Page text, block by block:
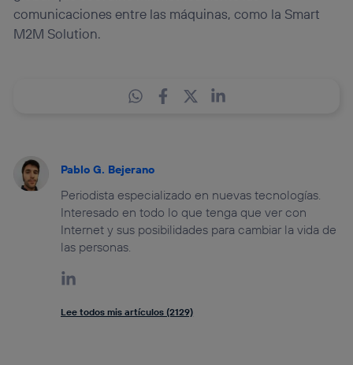
comunicaciones entre las máquinas, como la Smart
M2M Solution.
Pablo G. Bejerano
Periodista especializado en nuevas tecnologías.
Interesado en todo lo que tenga que ver con
Internet y sus posibilidades para cambiar la vida de
las personas.
Lee todos mis artículos (2129)